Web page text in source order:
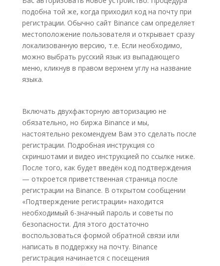
подобна той же, когда приходил код на почту при
регистрации. Обычно сайт Binance сам определяет
местоположение пользователя и открывает сразу
локализованную версию, т.е. Если необходимо,
можно выбрать русский язык из выпадающего
меню, кликнув в правом верхнем углу на название
языка.
Включать двухфакторную авторизацию не
обязательно, но биржа Binance и мы,
настоятельно рекомендуем Вам это сделать после
регистрации. Подробная инструкция со
скриншотами и видео инструкцией по ссылке ниже.
После того, как будет введён код подтверждения
— откроется приветственная страница после
регистрации на Binance. В открытом сообщении
«Подтверждение регистрации» находится
необходимый 6-значный пароль и советы по
безопасности. Для этого достаточно
воспользоваться формой обратной связи или
написать в поддержку на почту. Binance
регистрация начинается с посещения